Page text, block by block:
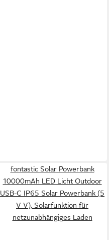
fontastic Solar Powerbank
10000mAh LED Licht Outdoor
USB-C IP65 Solar Powerbank (5
V V), Solarfunktion für
netzunabhängiges Laden